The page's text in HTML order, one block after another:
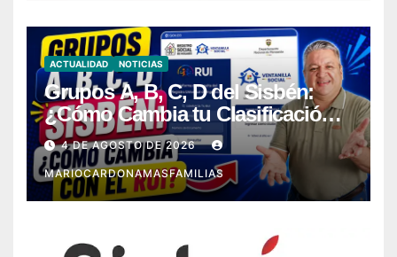
ACTUALIDAD NOTICIAS
Grupos A, B, C, D del Sisbén:
¿Cómo Cambia tu Clasificación
con el RUI?
4 DE AGOSTO DE 2026
MARIOCARDONAMASFAMILIAS